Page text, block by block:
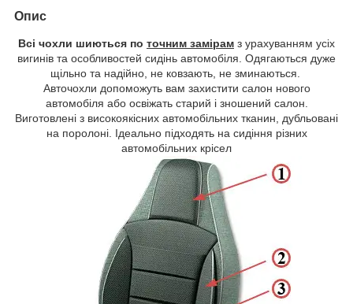
Опис
Всі чохли шиються по точним замірам з урахуванням усіх
вигинів та особливостей сидінь автомобіля. Одягаються дуже
щільно та надійно, не ковзають, не зминаються.
Авточохли допоможуть вам захистити салон нового
автомобіля або освіжать старий і зношений салон.
Виготовлені з високоякісних автомобільних тканин, дубльовані
на поролоні. Ідеально підходять на сидіння різних
автомобільних крісел